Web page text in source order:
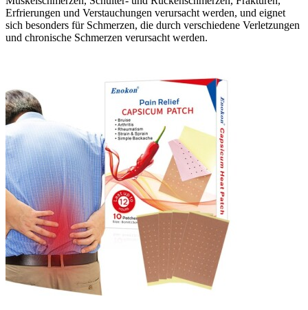
Erfrierungen und Verstauchungen verursacht werden, und eignet
sich besonders für Schmerzen, die durch verschiedene Verletzungen
und chronische Schmerzen verursacht werden.